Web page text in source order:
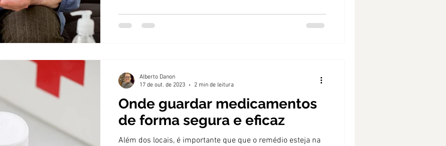
Onde guardar medicamentos
de forma segura e eficaz
Além dos locais, é importante que que o remédio esteja na
Alberto Danon
17 de out. de 2023
2 min de leitura